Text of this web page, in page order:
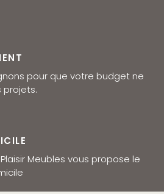
pour que votre budget ne
projets.
Meubles vous propose le